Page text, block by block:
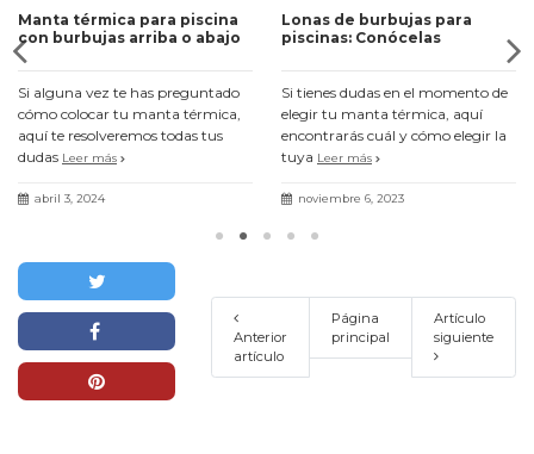
Manta térmica para piscina
con burbujas arriba o abajo
Si alguna vez te has preguntado
cómo colocar tu manta térmica,
aquí te resolveremos todas tus
dudas Leer más
abril 3, 2024
Lonas de burbujas para
piscinas: Conócelas
Si tienes dudas en el momento de
elegir tu manta térmica, aquí
encontrarás cuál y cómo elegir la
tuya Leer más
noviembre 6, 2023
Anterior
artículo
Página
principal
Artículo
siguiente